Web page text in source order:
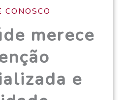
CONOSCO
merece
e